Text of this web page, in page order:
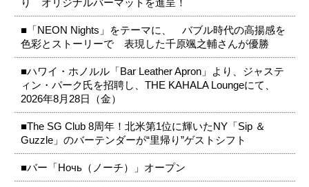
り オリジナルバーマットを進呈！
■「NEON Nights」をテーマに、 バブル時代の高揚感を
色彩とストーリーで 表現した千原颯之輔さんが優勝
■ハワイ・ホノルル「Bar Leather Apron」より、ジャステ
ィン・パーク氏を招聘し、THE KAHALA Loungeにて、
2026年8月28日（金）
■The SG Club 8周年！北米第1位に輝いたNY「Sip ＆
Guzzle」のバーテンダーが“里帰り”ゲストシフト
■バー「Ночь（ノーチ）」オープン